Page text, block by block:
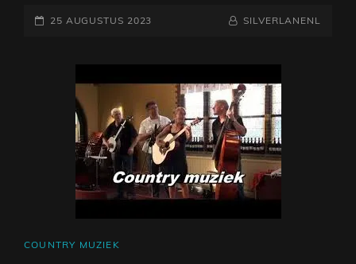
VAN
LEVENDIG
OPZWEPEND
GENRE
GEPLAATST
25 AUGUSTUS 2023 NAAMREGEL
BYLINE
SILVERLANENL
CAT
COUNTRY MUZIEK